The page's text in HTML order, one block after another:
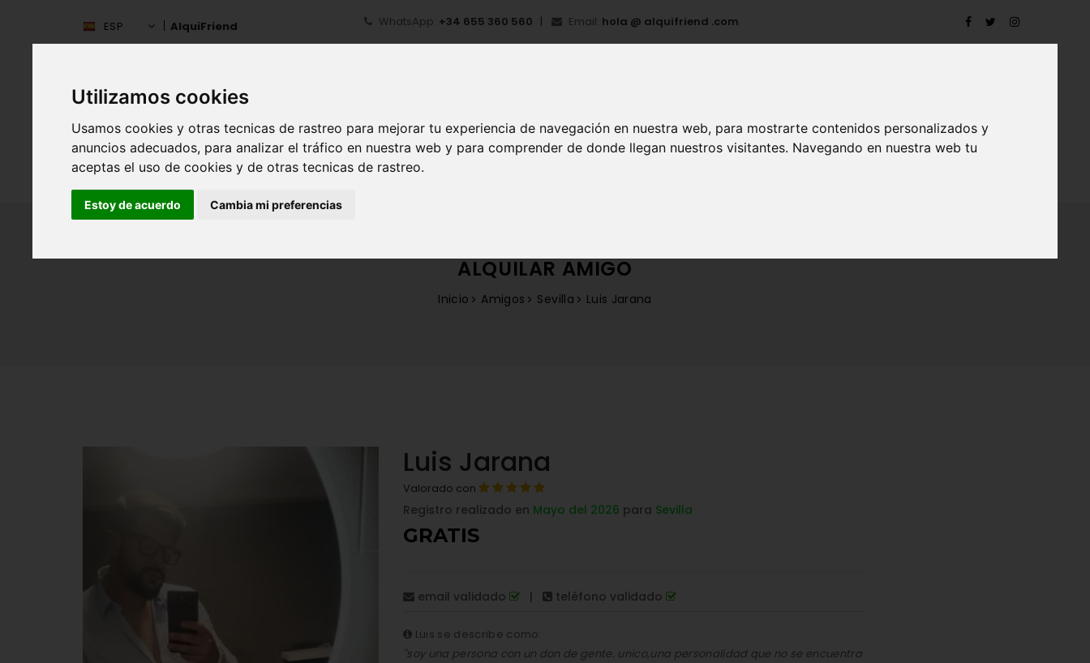
Utilizamos cookies
Usamos cookies y otras tecnicas de rastreo para mejorar tu experiencia de navegación en nuestra web, para mostrarte contenidos personalizados y
anuncios adecuados, para analizar el tráfico en nuestra web y para comprender de donde llegan nuestros visitantes. Navegando en nuestra web tu
aceptas el uso de cookies y de otras tecnicas de rastreo.
Estoy de acuerdo Cambia mi preferencias
ESP AlquiFriend WhatsApp: +34 655 360 560 Email: hola @ alquifriend .com
ESPAÑA INICIO ¿QUÉ ES ALQUIFRIEND?
ALQUILAR AMIGO
Inicio Amigos Sevilla Luis Jarana
Luis Jarana
Valorado con
Registro realizado en Mayo del 2026 para Sevilla
GRATIS
email validado | teléfono validado
Luis se describe como:
"soy una persona con un don de gente. unico,una personalidad que no se encuentra